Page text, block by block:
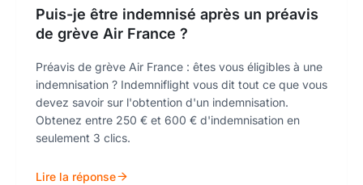
Puis-je être indemnisé après un préavis
de grève Air France ?
Préavis de grève Air France : êtes vous éligibles à une
indemnisation ? Indemniflight vous dit tout ce que vous
devez savoir sur l'obtention d'un indemnisation.
Obtenez entre 250 € et 600 € d'indemnisation en
seulement 3 clics.
Lire la réponse